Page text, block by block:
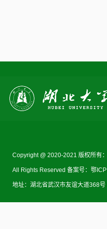
Copyright @ 2020-2021 版权所有
All Rights Reserved 备案号：鄂
地址：湖北省武汉市友谊大道368